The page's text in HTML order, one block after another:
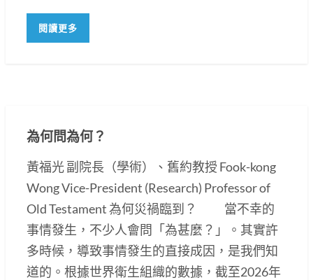
閱讀更多
為何問為何？
黃福光 副院長（學術）、舊約教授 Fook-kong
Wong Vice-President (Research) Professor of
Old Testament 為何災禍臨到？ 當不幸的
事情發生，不少人會問「為甚麼？」。其實許
多時候，導致事情發生的直接成因，是我們知
道的。根據世界衛生組織的數據，截至2026年